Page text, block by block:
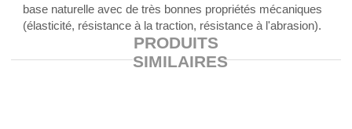
base naturelle avec de très bonnes propriétés mécaniques
(élasticité, résistance à la traction, résistance à l'abrasion).
PRODUITS
SIMILAIRES